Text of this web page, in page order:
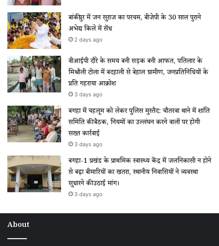
बांकीपुर में जन सुराज का परचम, बीजेपी के 30 साल पुराने
अभेद्य किले में सेंध
2 days ago
वीआईपी दौरे के समय बनी सड़क बनी आफत, पतिलार के
मिश्रौली टोला में बदहाली से बेहाल ग्रामीण, जनप्रतिनिधियों के
प्रति गहराया आक्रोश
3 days ago
बगहा में चहलूम को लेकर पुलिस मुस्तैद: चौतरवा थाने में शांति
समिति की बैठक, नियमों का उल्लंघन करने वालों पर होगी
सख्त कार्रवाई
3 days ago
बगहा-1 प्रखंड के प्राथमिक स्वास्थ्य केंद्र में जलनिकासी न होने
से बढ़ा बीमारियों का खतरा, स्थानीय निवासियों ने व्यवस्था
सुधारने की उठाई मांग।
3 days ago
About